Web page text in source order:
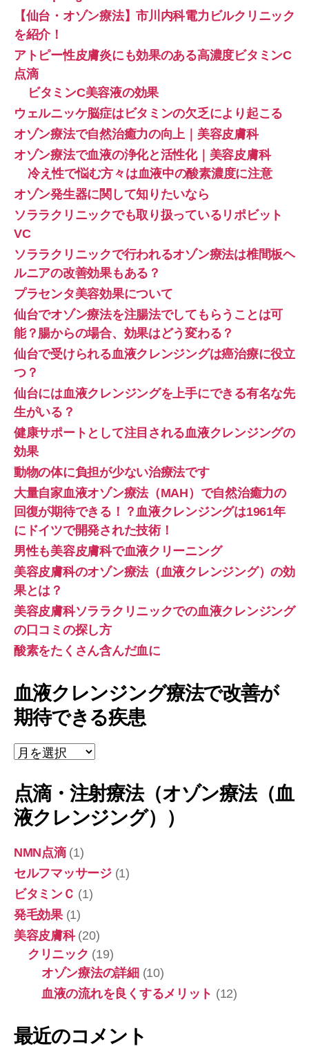
【仙台・オゾン療法】市川内科電力ビルクリニック
を紹介！
アトピー性皮膚炎にも効果のある高濃度ビタミンC
点滴
ビタミンC美容液の効果
ウェルニッケ脳症はビタミンの欠乏により起こる
オゾン療法で自然治癒力の向上｜美容皮膚科
オゾン療法で血液の浄化と活性化｜美容皮膚科
冷え性で悩む方々は血液中の酸素濃度に注意
オゾン発生器に関して知りたいなら
ソララクリニックでも取り扱っているリポビット
VC
ソララクリニックで行われるオゾン療法は椎間板ヘ
ルニアの改善効果もある？
プラセンタ美容効果について
仙台でオゾン療法を注腸法でしてもらうことは可
能？腸からの場合、効果はどう変わる？
仙台で受けられる血液クレンジングは癌治療に役立
つ？
仙台には血液クレンジングを上手にできる有名な先
生がいる？
健康サポートとして注目される血液クレンジングの
効果
動物の体に負担が少ない治療法です
大量自家血液オゾン療法（MAH）で自然治癒力の
回復が期待できる！？血液クレンジングは1961年
にドイツで開発された技術！
男性も美容皮膚科で血液クリーニング
美容皮膚科のオゾン療法（血液クレンジング）の効
果とは？
美容皮膚科ソララクリニックでの血液クレンジング
の口コミの探し方
酸素をたくさん含んだ血に
血液クレンジング療法で改善が
期待できる疾患
血
液
レ
ン
ジ
グ
療
法
で
改
善
が
疾
患
点滴・注射療法（オゾン療法（血
液クレンジング））
NMN点滴(1)
セルフマッサージ(1)
ビタミンＣ (1)
発毛効果(1)
美容皮膚科(20)
クリニック (19)
オゾン療法の詳細 (10)
血液の流れを良くするメリット (12)
最近のコメント